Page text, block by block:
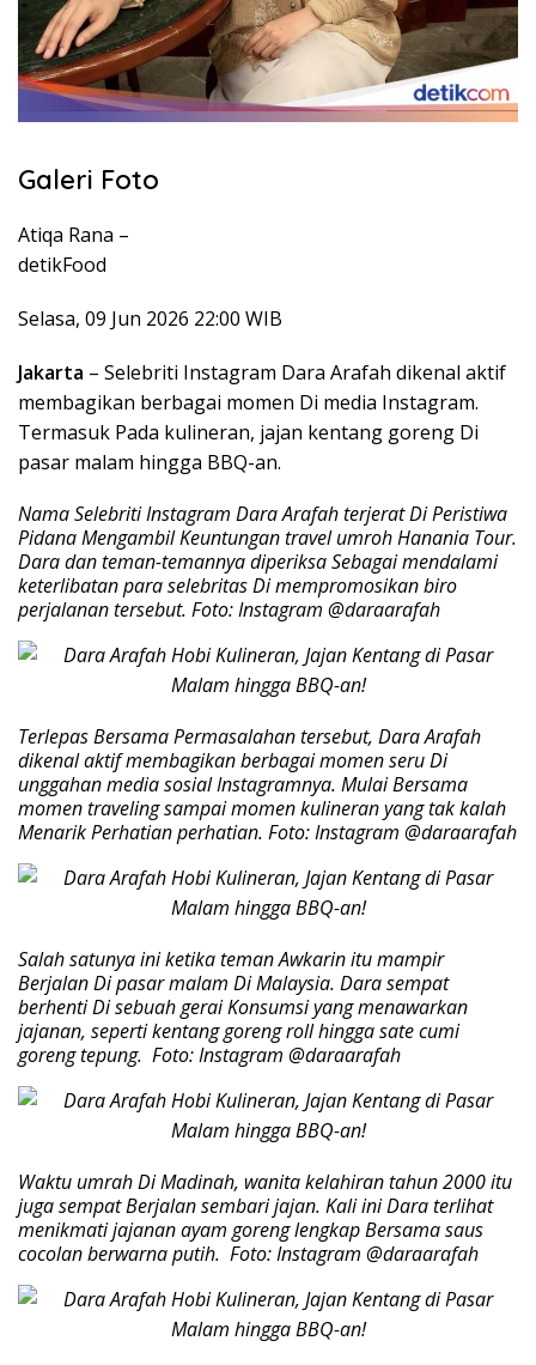
Galeri Foto
Atiqa Rana –
detikFood
Selasa, 09 Jun 2026 22:00 WIB
Jakarta – Selebriti Instagram Dara Arafah dikenal aktif
membagikan berbagai momen Di media Instagram.
Termasuk Pada kulineran, jajan kentang goreng Di
pasar malam hingga BBQ-an.
Nama Selebriti Instagram Dara Arafah terjerat Di Peristiwa
Pidana Mengambil Keuntungan travel umroh Hanania Tour.
Dara dan teman-temannya diperiksa Sebagai mendalami
keterlibatan para selebritas Di mempromosikan biro
perjalanan tersebut. Foto: Instagram @daraarafah
Terlepas Bersama Permasalahan tersebut, Dara Arafah
dikenal aktif membagikan berbagai momen seru Di
unggahan media sosial Instagramnya. Mulai Bersama
momen traveling sampai momen kulineran yang tak kalah
Menarik Perhatian perhatian. Foto: Instagram @daraarafah
Salah satunya ini ketika teman Awkarin itu mampir
Berjalan Di pasar malam Di Malaysia. Dara sempat
berhenti Di sebuah gerai Konsumsi yang menawarkan
jajanan, seperti kentang goreng roll hingga sate cumi
goreng tepung. Foto: Instagram @daraarafah
Waktu umrah Di Madinah, wanita kelahiran tahun 2000 itu
juga sempat Berjalan sembari jajan. Kali ini Dara terlihat
menikmati jajanan ayam goreng lengkap Bersama saus
cocolan berwarna putih. Foto: Instagram @daraarafah